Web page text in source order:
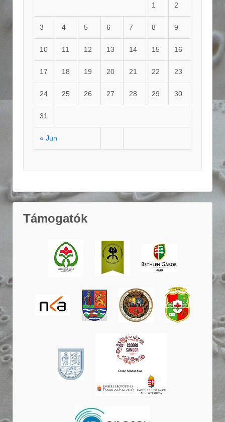
« Jun
1 2
3 4 5 6 7 8 9
10 11 12 13 14 15 16
17 18 19 20 21 22 23
24 25 26 27 28 29 30
31
Támogatók